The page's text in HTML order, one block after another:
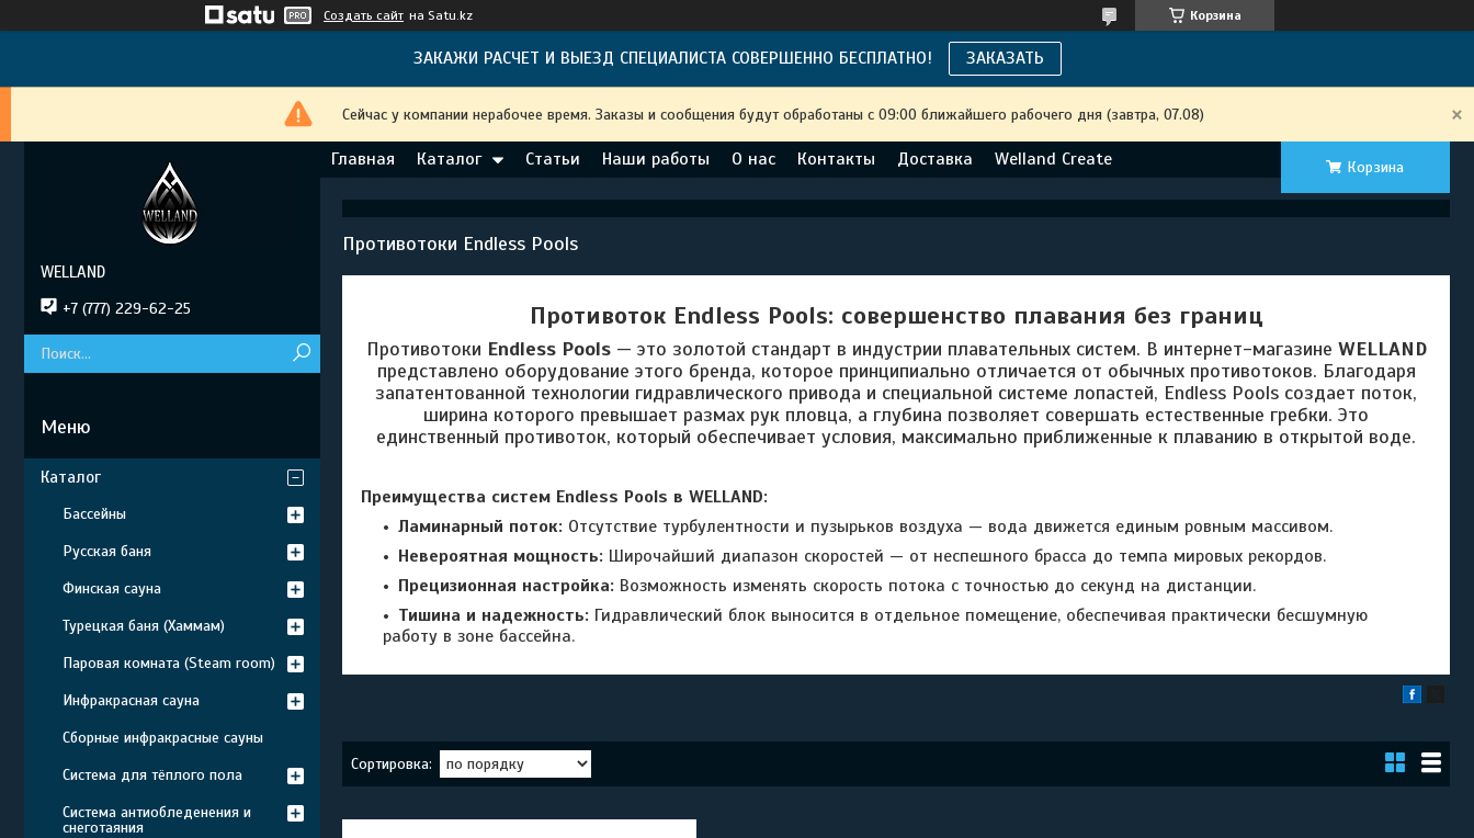
Создать сайт на Satu.kz Корзина
ЗАКАЖИ РАСЧЕТ И ВЫЕЗД СПЕЦИАЛИСТА СОВЕРШЕННО БЕСПЛАТНО! ЗАКАЗАТЬ
Сейчас у компании нерабочее время. Заказы и сообщения будут обработаны с 09:00 ближайшего рабочего дня (завтра, 07.08)
Главная Каталог Статьи Наши работы О нас Контакты Доставка Welland Create Корзина
Противотоки Endless Pools
Противоток Endless Pools: совершенство плавания без границ
Противотоки Endless Pools— это золотой стандарт в индустрии плавательных систем. В интернет-магазине WELLAND
представлено оборудование этого бренда, которое принципиально отличается от обычных противотоков. Благодаря
запатентованной технологии гидравлического привода и специальной системе лопастей, Endless Pools создает поток,
ширина которого превышает размах рук пловца, а глубина позволяет совершать естественные гребки. Это
единственный противоток, который обеспечивает условия, максимально приближенные к плаванию в открытой воде.
Преимущества систем Endless Pools в WELLAND:
Ламинарный поток: Отсутствие турбулентности и пузырьков воздуха — вода движется единым ровным массивом.
Невероятная мощность: Широчайший диапазон скоростей — от неспешного брасса до темпа мировых рекордов.
Прецизионная настройка: Возможность изменять скорость потока с точностью до секунд на дистанции.
Тишина и надежность: Гидравлический блок выносится в отдельное помещение, обеспечивая практически бесшумную
работу в зоне бассейна.
WELLAND
+7 (777) 229-62-25
Каталог
Бассейны
Русская баня
Финская сауна
Турецкая баня (Хаммам)
Паровая комната (Steam room)
Инфракрасная сауна
Сборные инфракрасные сауны
Система для тёплого пола
Система антиобледенения и
снеготаяния